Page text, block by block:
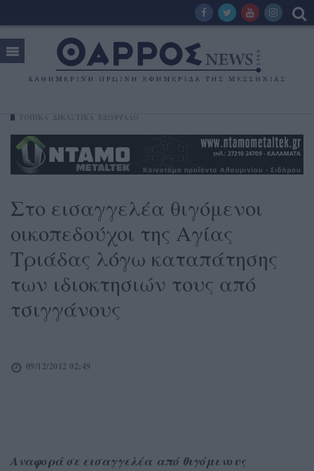
Στο εισαγγελέα θιγόμενοι
οικοπεδούχοι της Αγίας
Τριάδας λόγω καταπάτησης
των ιδιοκτησιών τους από
τσιγγάνους
09/12/2012 02:49
Αναφορά σε εισαγγελέα από θιγόμενους